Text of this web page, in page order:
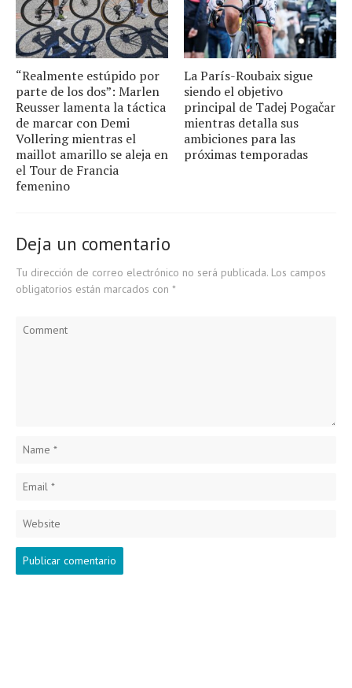
“Realmente estúpido por
parte de los dos”: Marlen
Reusser lamenta la táctica
de marcar con Demi
Vollering mientras el
maillot amarillo se aleja en
el Tour de Francia
femenino
La París-Roubaix sigue
siendo el objetivo
principal de Tadej Pogačar
mientras detalla sus
ambiciones para las
próximas temporadas
Deja un comentario
Tu dirección de correo electrónico no será publicada. Los campos
obligatorios están marcados con *